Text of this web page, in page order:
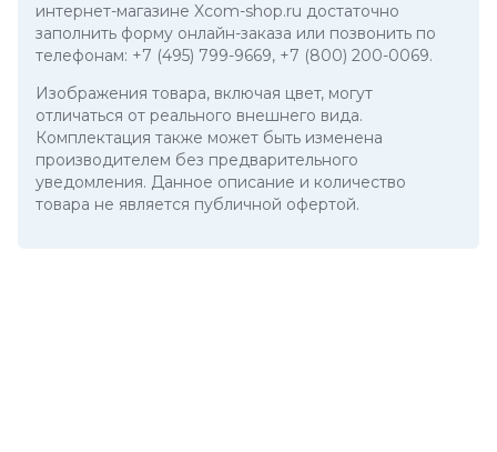
интернет-магазине Xcom-shop.ru достаточно
заполнить форму онлайн-заказа или позвонить по
телефонам: +7 (495) 799-9669, +7 (800) 200-0069.
Изображения товара, включая цвет, могут
отличаться от реального внешнего вида.
Комплектация также может быть изменена
производителем без предварительного
уведомления. Данное описание и количество
товара не является публичной офертой.